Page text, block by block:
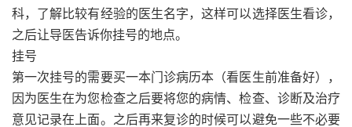
科，了解比较有经验的医生名字，这样可以选择医生看诊，
之后让导医告诉你挂号的地点。
挂号
第一次挂号的需要买一本门诊病历本（看医生前准备好），
因为医生在为您检查之后要将您的病情、检查、诊断及治疗
意见记录在上面。之后再来复诊的时候可以避免一些不必要